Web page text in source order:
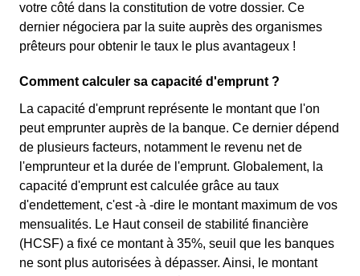
votre côté dans la constitution de votre dossier. Ce
dernier négociera par la suite auprès des organismes
prêteurs pour obtenir le taux le plus avantageux !
Comment calculer sa capacité d'emprunt ?
La capacité d'emprunt représente le montant que l'on
peut emprunter auprès de la banque. Ce dernier dépend
de plusieurs facteurs, notamment le revenu net de
l'emprunteur et la durée de l'emprunt. Globalement, la
capacité d'emprunt est calculée grâce au taux
d'endettement, c'est -à -dire le montant maximum de vos
mensualités. Le Haut conseil de stabilité financière
(HCSF) a fixé ce montant à 35%, seuil que les banques
ne sont plus autorisées à dépasser. Ainsi, le montant